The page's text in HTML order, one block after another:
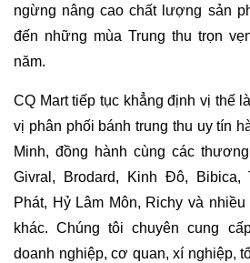
ngừng nâng cao chất lượng sản
đến những mùa Trung thu trọn
năm.
CQ Mart tiếp tục khẳng định vị thế
vị phân phối bánh trung thu uy tín
Minh, đồng hành cùng các
Givral, Brodard, Kinh Đô, Bibica,
Phát, Hỷ Lâm Môn, Richy và
khác. Chúng tôi chuyên cung
doanh nghiệp, cơ quan, xí nghiệp,